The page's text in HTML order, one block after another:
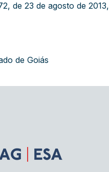
de 23 de agosto de
de Goiás